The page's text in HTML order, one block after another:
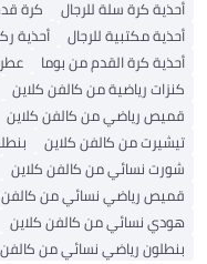
أحذية كرة سلة للرجال
كرة
أحذية مكتبية للرجال
أحذية
أحذية كرة القدم من بوما
كنزات رياضية من كالفن كلاين
قميص رياضي من كالفن كلاين
تيشيرت من كالفن كلاين
شورت نسائي من كالفن كلاين
قميص رياضي نسائي من كالفن
هودي نسائي من كالفن كلاين
بنطلون رياضي نسائي من